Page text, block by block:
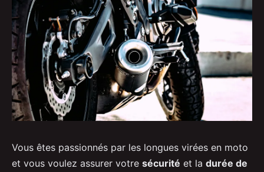
Vous êtes passionnés par les longues virées en moto
et vous voulez assurer votre sécurité et la durée de